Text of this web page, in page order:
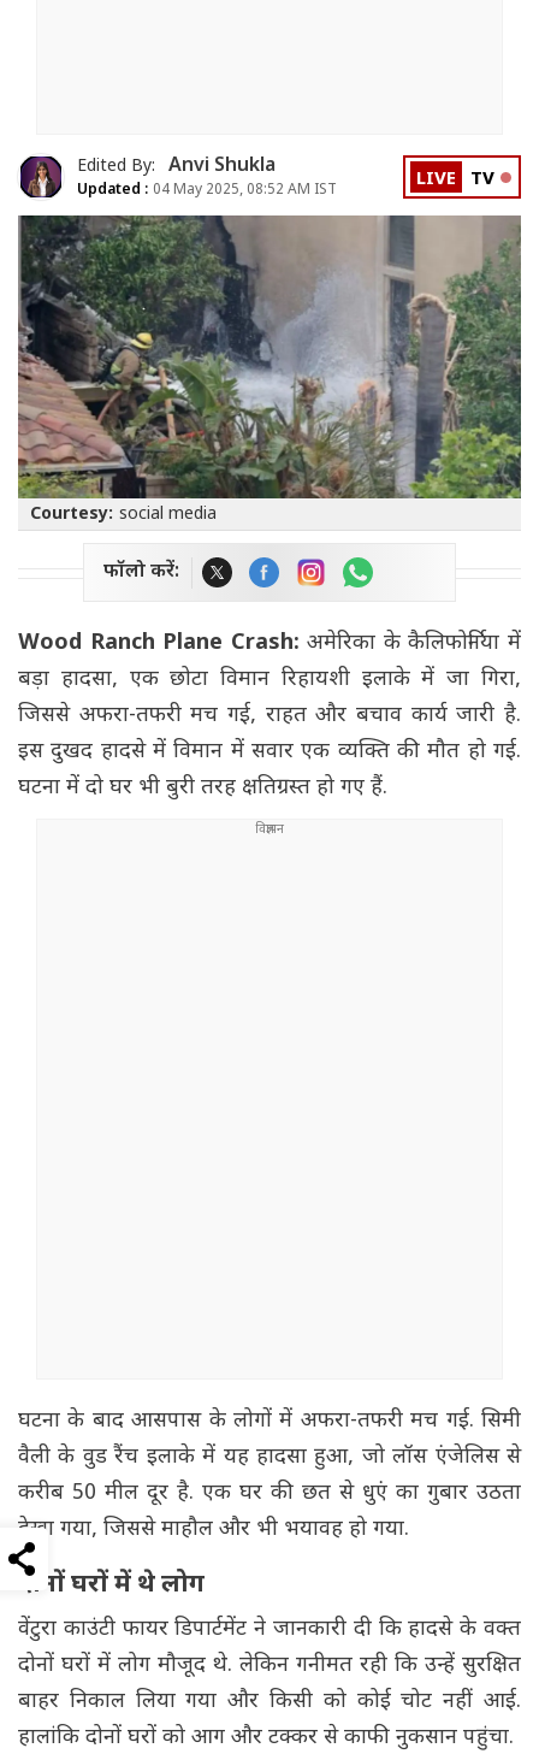
Edited By: Anvi Shukla
Updated : 04 May 2025, 08:52 AM IST LIVE TV
Courtesy: social media
फॉलो करें:
Wood Ranch Plane Crash:अमेरिका के कैलिफोर्निया में
बड़ा हादसा, एक छोटा विमान रिहायशी इलाके में जा गिरा,
जिससे अफरा-तफरी मच गई, राहत और बचाव कार्य जारी है.
इस दुखद हादसे में विमान में सवार एक व्यक्ति की मौत हो गई.
घटना में दो घर भी बुरी तरह क्षतिग्रस्त हो गए हैं.
घटना के बाद आसपास के लोगों में अफरा-तफरी मच गई. सिमी
वैली के वुड रैंच इलाके में यह हादसा हुआ, जो लॉस एंजेलिस से
करीब 50 मील दूर है. एक घर की छत से धुएं का गुबार उठता
देखा गया, जिससे माहौल और भी भयावह हो गया.
दोनों घरों में थे लोग
वेंटुरा काउंटी फायर डिपार्टमेंट ने जानकारी दी कि हादसे के वक्त
दोनों घरों में लोग मौजूद थे. लेकिन गनीमत रही कि उन्हें सुरक्षित
बाहर निकाल लिया गया और किसी को कोई चोट नहीं आई.
हालांकि दोनों घरों को आग और टक्कर से काफी नुकसान पहुंचा.